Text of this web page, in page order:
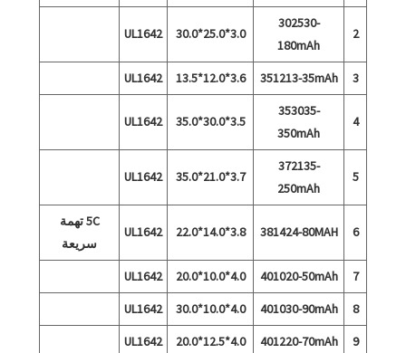
2
302530-
180mAh
3.0*25.0*30.0
UL1642
3
351213-35mAh
3.6*12.0*13.5
UL1642
4
353035-
350mAh
3.5*30.0*35.0
UL1642
5
372135-
250mAh
3.7*21.0*35.0
UL1642
6
381424-80MAH
3.8*14.0*22.0
UL1642
5C تهمة
سريعة
7
401020-50mAh
4.0*10.0*20.0
UL1642
8
401030-90mAh
4.0*10.0*30.0
UL1642
9
401220-70mAh
4.0*12.5*20.0
UL1642